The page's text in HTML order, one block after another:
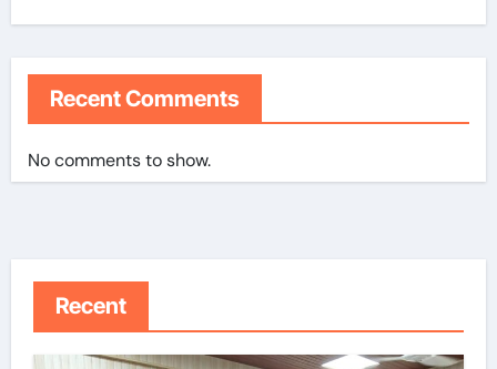
Recent Comments
No comments to show.
Recent